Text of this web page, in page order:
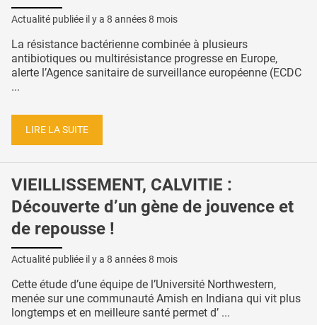
Actualité publiée il y a 8 années 8 mois
La résistance bactérienne combinée à plusieurs
antibiotiques ou multirésistance progresse en Europe,
alerte l’Agence sanitaire de surveillance européenne (ECDC
...
LIRE LA SUITE
VIEILLISSEMENT, CALVITIE :
Découverte d’un gène de jouvence et
de repousse !
Actualité publiée il y a 8 années 8 mois
Cette étude d’une équipe de l’Université Northwestern,
menée sur une communauté Amish en Indiana qui vit plus
longtemps et en meilleure santé permet d’ ...